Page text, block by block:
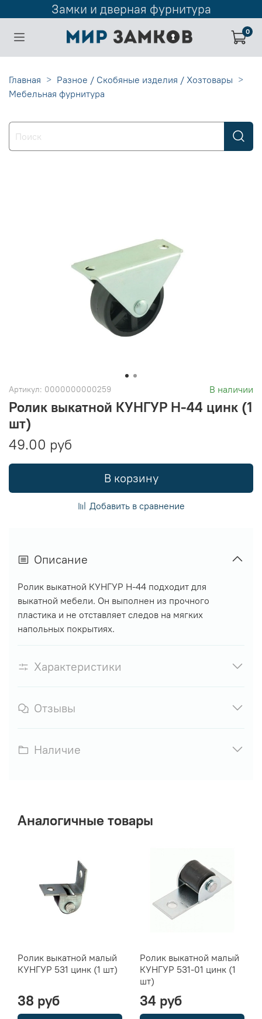
Замки и дверная фурнитура
0
Главная
Разное / Скобяные изделия / Хозтовары
Мебельная фурнитура
Артикул: 0000000000259 В наличии
Ролик выкатной КУНГУР H-44 цинк (1
шт)
49.00 руб
В корзину
Добавить в сравнение
Описание
Ролик выкатной КУНГУР H-44 подходит для
выкатной мебели. Он выполнен из прочного
пластика и не отставляет следов на мягких
напольных покрытиях.
Характеристики
Отзывы
Наличие
Аналогичные товары
Ролик выкатной малый
КУНГУР 531 цинк (1 шт)
38 руб
Ролик выкатной малый
КУНГУР 531-01 цинк (1
шт)
34 руб